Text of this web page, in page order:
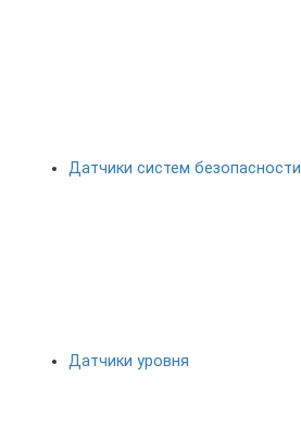
Датчики систем безопасности
Датчики уровня